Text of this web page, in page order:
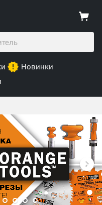
Новинки